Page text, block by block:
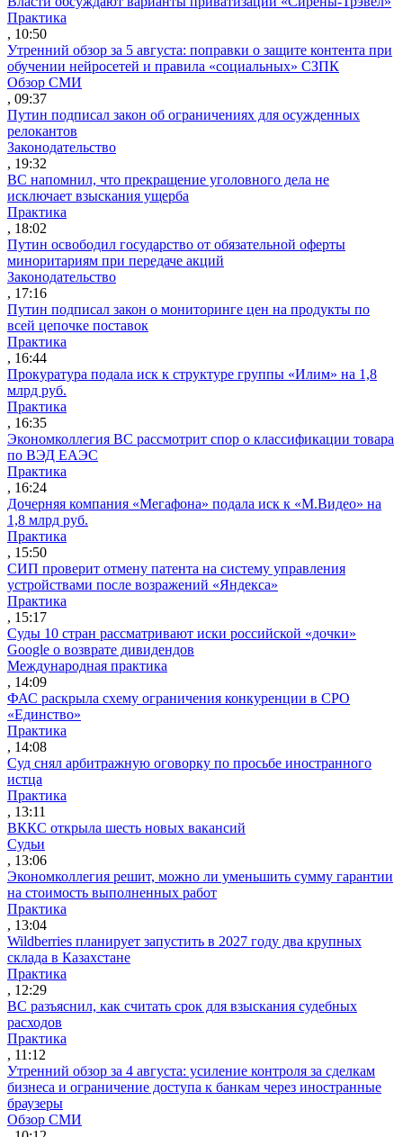
Практика
, 10:50
Утренний обзор за 5 августа: поправки о защите контента при
обучении нейросетей и правила «социальных» СЗПК
Обзор СМИ
, 09:37
Путин подписал закон об ограничениях для осужденных
релокантов
Законодательство
, 19:32
ВС напомнил, что прекращение уголовного дела не
исключает взыскания ущерба
Практика
, 18:02
Путин освободил государство от обязательной оферты
миноритариям при передаче акций
Законодательство
, 17:16
Путин подписал закон о мониторинге цен на продукты по
всей цепочке поставок
Практика
, 16:44
Прокуратура подала иск к структуре группы «Илим» на 1,8
млрд руб.
Практика
, 16:35
Экономколлегия ВС рассмотрит спор о классификации товара
по ВЭД ЕАЭС
Практика
, 16:24
Дочерняя компания «Мегафона» подала иск к «М.Видео» на
1,8 млрд руб.
Практика
, 15:50
СИП проверит отмену патента на систему управления
устройствами после возражений «Яндекса»
Практика
, 15:17
Суды 10 стран рассматривают иски российской «дочки»
Google о возврате дивидендов
Международная практика
, 14:09
ФАС раскрыла схему ограничения конкуренции в СРО
«Единство»
Практика
, 14:08
Суд снял арбитражную оговорку по просьбе иностранного
истца
Практика
, 13:11
ВККС открыла шесть новых вакансий
Судьи
, 13:06
Экономколлегия решит, можно ли уменьшить сумму гарантии
на стоимость выполненных работ
Практика
, 13:04
Wildberries планирует запустить в 2027 году два крупных
склада в Казахстане
Практика
, 12:29
ВС разъяснил, как считать срок для взыскания судебных
расходов
Практика
, 11:12
Утренний обзор за 4 августа: усиление контроля за сделкам
бизнеса и ограничение доступа к банкам через иностранные
браузеры
Обзор СМИ